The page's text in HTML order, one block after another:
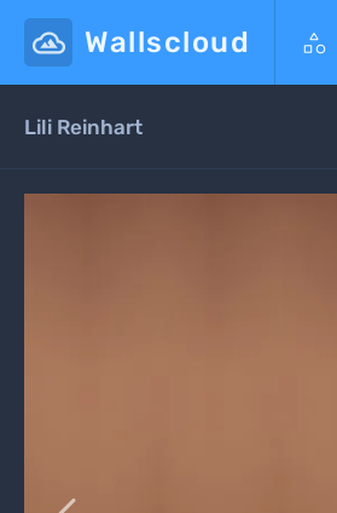
Wallscloud 
Lili Reinhart